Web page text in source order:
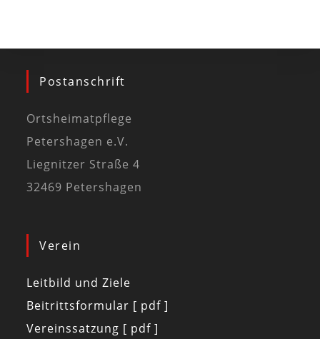
Postanschrift
Ortsheimatpflege
Petershagen e.V.
Liegnitzer Straße 4
32469 Petershagen
Verein
Leitbild und Ziele
Beitrittsformular [ pdf ]
Vereinssatzung [ pdf ]